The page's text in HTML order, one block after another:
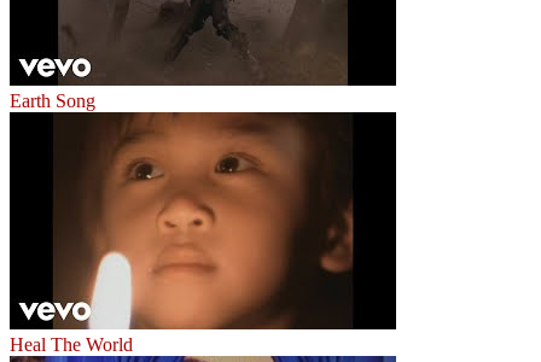
Earth Song
Heal The World